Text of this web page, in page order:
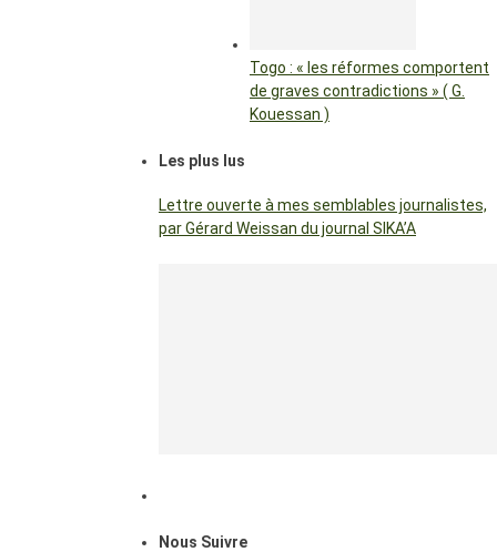
Togo : « les réformes comportent
de graves contradictions » ( G.
Kouessan )
Les plus lus
Lettre ouverte à mes semblables journalistes,
par Gérard Weissan du journal SIKA’A
Nous Suivre